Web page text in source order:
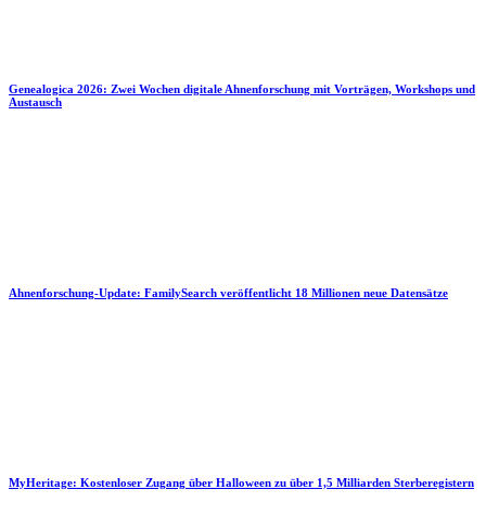
Genealogica 2026: Zwei Wochen digitale Ahnenforschung mit Vorträgen, Workshops und
Austausch
Ahnenforschung-Update: FamilySearch veröffentlicht 18 Millionen neue Datensätze
MyHeritage: Kostenloser Zugang über Halloween zu über 1,5 Milliarden Sterberegistern